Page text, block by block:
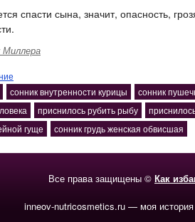
спасти сына, значит, опасность,
Миллера
сонник внутренности курицы
сонник
приснилось рубить рыбу
гуще
сонник грудь женская обвисшая
Все права защищены © Как
inneov-nutricosmetics.ru — моя